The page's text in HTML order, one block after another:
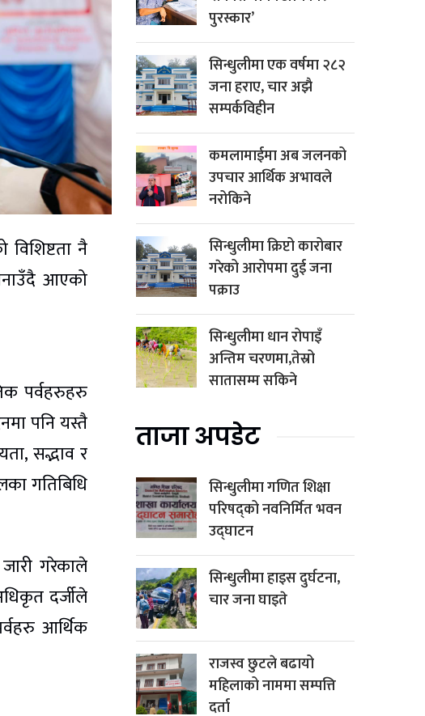
नै
आएको
पर्वहरुहरु
पनि यस्तै
सद्भाव र
गतिबिधि
गरेकाले
दर्जीले
आर्थिक
पुरस्कार’
सिन्धुलीमा एक वर्षमा २८२
जना हराए, चार अझै
सम्पर्कविहीन
कमलामाईमा अब जलनको
उपचार आर्थिक अभावले
नरोकिने
सिन्धुलीमा क्रिप्टो कारोबार
गरेको आरोपमा दुई जना
पक्राउ
सिन्धुलीमा धान रोपाइँ
अन्तिम चरणमा,तेस्रो
सातासम्म सकिने
ताजा अपडेट
सिन्धुलीमा गणित शिक्षा
परिषद्को नवनिर्मित भवन
उद्घाटन
सिन्धुलीमा हाइस दुर्घटना,
चार जना घाइते
राजस्व छुटले बढायो
महिलाको नाममा सम्पत्ति
दर्ता